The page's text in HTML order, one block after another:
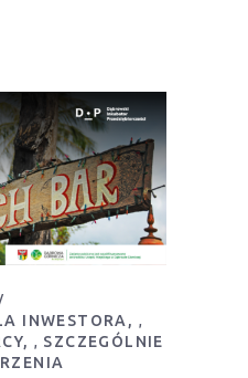
INWESTORA ,
, SZCZEGÓLNIE